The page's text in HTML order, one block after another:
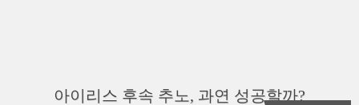
아이리스 후속 추노, 과연 성공할까?